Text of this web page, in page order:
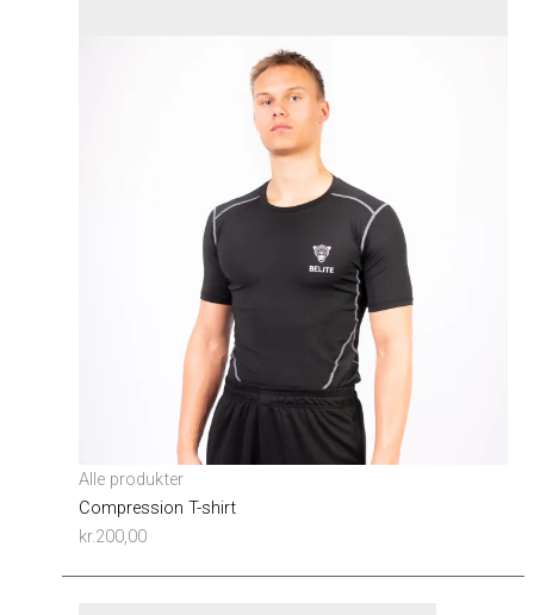
Alle produkter
Compression T-shirt
kr.200,00